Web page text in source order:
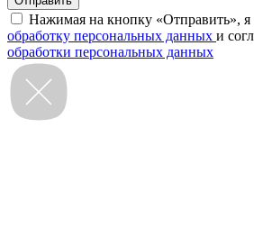
Нажимая на кнопку «Отправить», я
обработку персональных данных и
обработки персональных данных